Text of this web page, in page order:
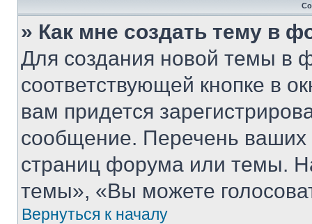
» Как мне создать тему в
Для создания новой темы в
соответствующей кнопке в
вам придется
сообщение. Перечень ваших
страниц форума или темы.
темы», «Вы можете
Вернуться к началу